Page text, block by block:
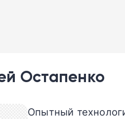
Остапенко
Опытный